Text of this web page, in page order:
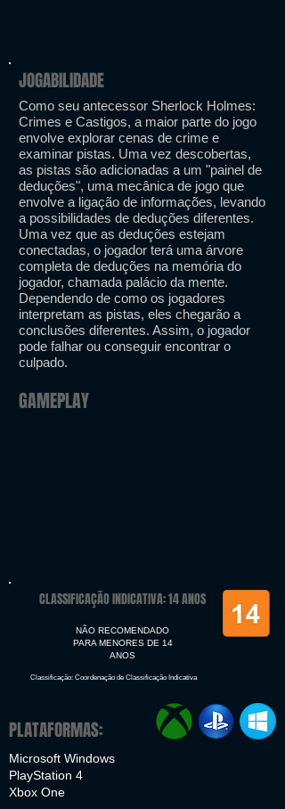
JOGABILIDADE
Como seu antecessor Sherlock Holmes:
Crimes e Castigos, a maior parte do jogo
envolve explorar cenas de crime e
examinar pistas. Uma vez descobertas,
as pistas são adicionadas a um "painel de
deduções", uma mecânica de jogo que
envolve a ligação de informações, levando
a possibilidades de deduções diferentes.
Uma vez que as deduções estejam
conectadas, o jogador terá uma árvore
completa de deduções na memória do
jogador, chamada palácio da mente.
Dependendo de como os jogadores
interpretam as pistas, eles chegarão a
conclusões diferentes. Assim, o jogador
pode falhar ou conseguir encontrar o
culpado.
GAMEPLAY
CLASSIFICAÇÃO INDICATIVA: 14 ANOS
NÃO RECOMENDADO
PARA MENORES DE 14
ANOS
Classificação: Coordenação de Classificação Indicativa
PLATAFORMAS:
Microsoft Windows
PlayStation 4
Xbox One